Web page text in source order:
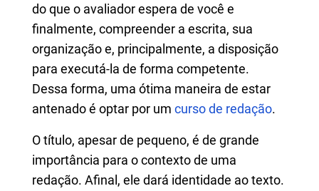
do que o avaliador espera de você e
finalmente, compreender a escrita, sua
organização e, principalmente, a disposição
para executá-la de forma competente.
Dessa forma, uma ótima maneira de estar
antenado é optar por um curso de redação.
O título, apesar de pequeno, é de grande
importância para o contexto de uma
redação. Afinal, ele dará identidade ao texto.